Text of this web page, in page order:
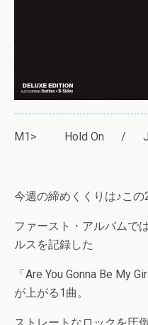
M1> Hold On /
今週の締めくくりは♪この
ファースト・アルバムで
ルスを記録した
「Are You Gonna Be My
が上がる1曲。